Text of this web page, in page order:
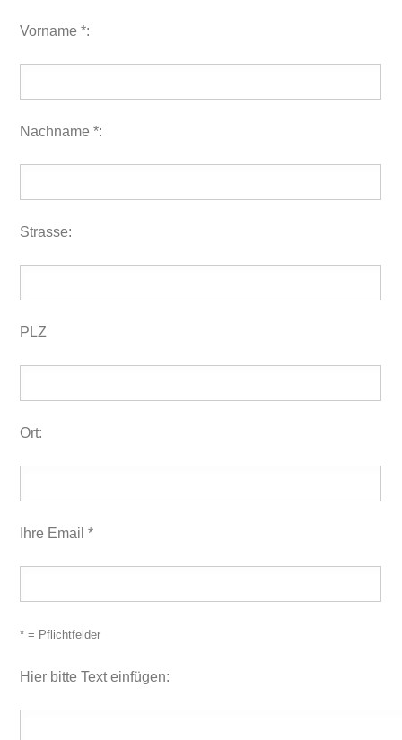
Vorname *:
Nachname *:
Strasse:
PLZ
Ort:
Ihre Email *
* = Pflichtfelder
Hier bitte Text einfügen: